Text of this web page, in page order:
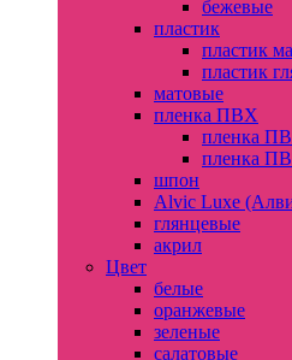
бежевые
пластик
пластик
пластик
матовые
пленка ПВХ
пленка
пленка
шпон
Alvic Luxe
глянцевые
акрил
Цвет
белые
оранжевые
зеленые
салатовые